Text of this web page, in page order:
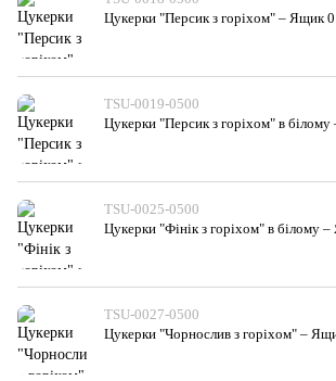
Цукерки "Персик з горіхом" – Ящик
TSU-0019-0500
Цукерки "Персик з горіхом" в
TSU-0025-0500
Цукерки "Фінік з горiхом" в білому
TSU-0027-0500
Цукерки "Чорнослив з горiхом" –